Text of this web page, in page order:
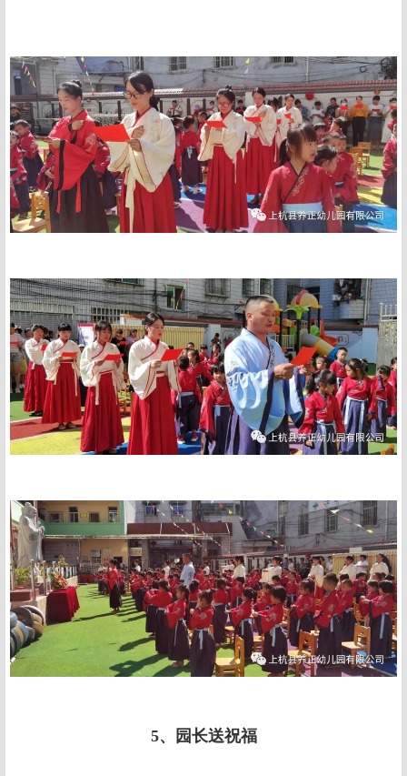
5、园长送祝福